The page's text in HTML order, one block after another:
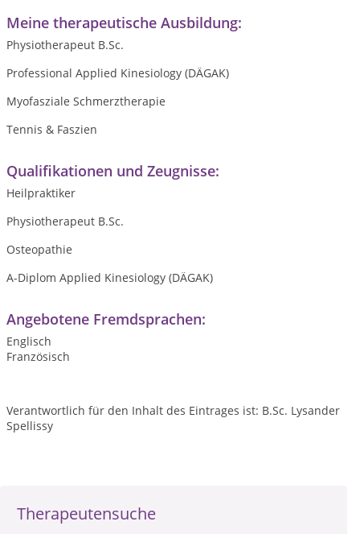
Therapeutensuche
Meine therapeutische Ausbildung:
Physiotherapeut B.Sc.
Professional Applied Kinesiology (DÄGAK)
Myofasziale Schmerztherapie
Tennis & Faszien
Qualifikationen und Zeugnisse:
Heilpraktiker
Physiotherapeut B.Sc.
Osteopathie
A-Diplom Applied Kinesiology (DÄGAK)
Angebotene Fremdsprachen:
Englisch
Französisch
Verantwortlich für den Inhalt des Eintrages ist: B.Sc. Lysander
Spellissy